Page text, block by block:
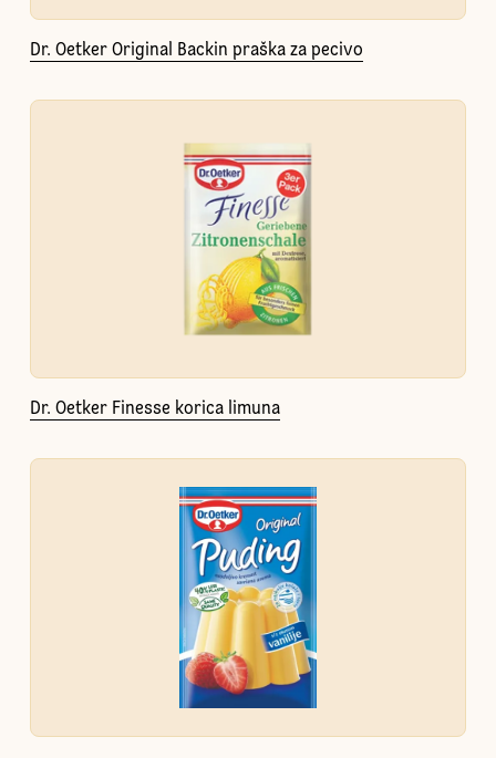
Dr. Oetker Original Backin praška za pecivo
Dr. Oetker Finesse korica limuna